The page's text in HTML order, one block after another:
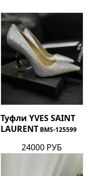
Туфли YVES SAINT
LAURENT BMS-125599
24000 РУБ